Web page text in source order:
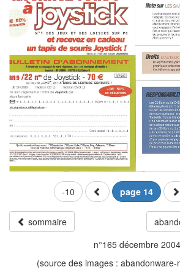
-10 page 14
sommaire
n°165 décembre 2004
(source des images :